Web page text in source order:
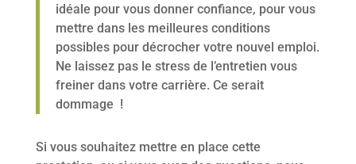
idéale pour vous donner confiance, pour vous
mettre dans les meilleures conditions
possibles pour décrocher votre nouvel emploi.
Ne laissez pas le stress de l’entretien vous
freiner dans votre carrière. Ce serait
dommage !
Si vous souhaitez mettre en place cette